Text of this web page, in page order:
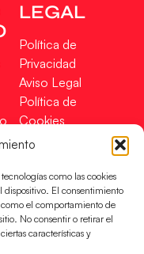
como las cookies
El consentimiento
como el comportamiento de
No consentir o retirar el
características y
LEGAL
Política de
Privacidad
Aviso Legal
Política de
Cookies
Mapa Web